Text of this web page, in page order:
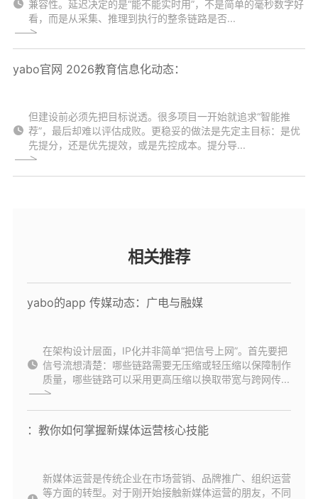
兼容性。延迟决定的是“能不能实时用”，不是简单的毫秒数字好
看，而是从采集、推理到执行的整条链路是否...
yabo官网 2026教育信息化动态：
但建设前必须先把目标说透。很多项目一开始就追求“智能推
荐”，最后却难以评估成败。更稳妥的做法是先定主目标：是优
先提分，还是优先提效，或是先控成本。提分导...
相关推荐
yabo的app 传媒动态：广电与融媒
在架构设计层面，IP化并非简单“把信号上网”。首先要把
信号流想清楚：哪些链路需要无压缩或轻压缩以保障制作
质量，哪些链路可以采用更高压缩以换取带宽与跨网传...
：教你如何掌握新媒体运营核心技能
新媒体运营是传统企业在市场营销、品牌推广、组织运营
等方面的转型。对于刚开始接触新媒体运营的朋友，不同